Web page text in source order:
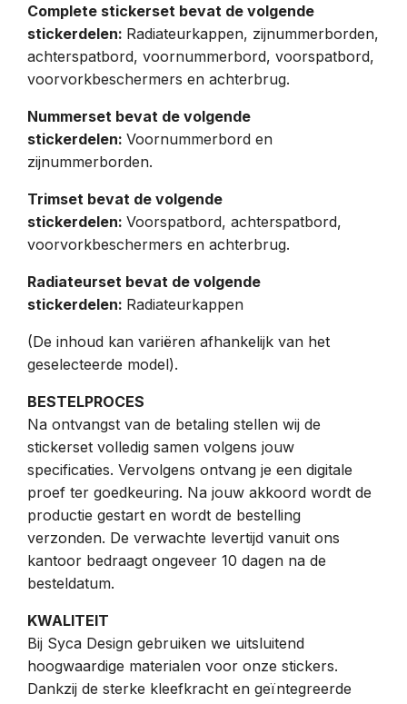
Complete stickerset bevat de volgende
stickerdelen: Radiateurkappen, zijnummerborden,
achterspatbord, voornummerbord, voorspatbord,
voorvorkbeschermers en achterbrug.
Nummerset bevat de volgende
stickerdelen: Voornummerbord en
zijnummerborden.
Trimset bevat de volgende
stickerdelen: Voorspatbord, achterspatbord,
voorvorkbeschermers en achterbrug.
Radiateurset bevat de volgende
stickerdelen: Radiateurkappen
(De inhoud kan variëren afhankelijk van het
geselecteerde model).
BESTELPROCES
Na ontvangst van de betaling stellen wij de
stickerset volledig samen volgens jouw
specificaties. Vervolgens ontvang je een digitale
proef ter goedkeuring. Na jouw akkoord wordt de
productie gestart en wordt de bestelling
verzonden. De verwachte levertijd vanuit ons
kantoor bedraagt ongeveer 10 dagen na de
besteldatum.
KWALITEIT
Bij Syca Design gebruiken we uitsluitend
hoogwaardige materialen voor onze stickers.
Dankzij de sterke kleefkracht en geïntegreerde